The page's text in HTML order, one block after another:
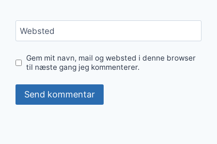
Websted
Gem mit navn, mail og websted i denne browser
til næste gang jeg kommenterer.